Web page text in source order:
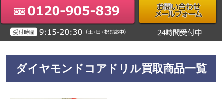
ダイヤモンドコアドリル買取商品一覧